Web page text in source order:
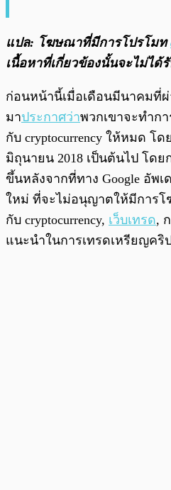
แปล: โฆษณาที่มีการโปรโมท
เนื้อหาที่เกี่ยวข้องนั้นจะไม่ได้
ก่อนหน้านี้เมื่อเดือนมีนาคมที่ผ่
มาประกาศว่าพวกเขาจะทำก
กับ cryptocurrency ให้หมด โ
มิถุนายน 2018 เป็นต้นไป โด
ขึ้นหลังจากที่ทาง Google อัพ
ใหม่ ที่จะไม่อนุญาตให้มีการโ
กับ cryptocurrency, เว็บเทรด,
แนะนำในการเทรดเหรียญคริ